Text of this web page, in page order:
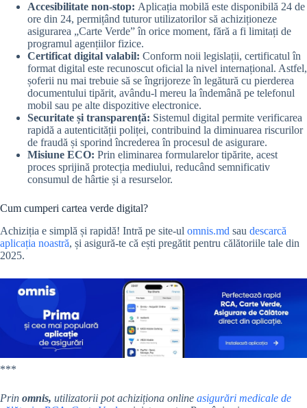
Accesibilitate non-stop: Aplicația mobilă este disponibilă 24 de
ore din 24, permițând tuturor utilizatorilor să achiziționeze
asigurarea „Carte Verde” în orice moment, fără a fi limitați de
programul agențiilor fizice.
Certificat digital valabil: Conform noii legislații, certificatul în
format digital este recunoscut oficial la nivel internațional. Astfel,
șoferii nu mai trebuie să se îngrijoreze în legătură cu pierderea
documentului tipărit, avându-l mereu la îndemână pe telefonul
mobil sau pe alte dispozitive electronice.
Securitate și transparență: Sistemul digital permite verificarea
rapidă a autenticității poliței, contribuind la diminuarea riscurilor
de fraudă și sporind încrederea în procesul de asigurare.
Misiune ECO: Prin eliminarea formularelor tipărite, acest
proces sprijină protecția mediului, reducând semnificativ
consumul de hârtie și a resurselor.
Cum cumperi cartea verde digital?
Achiziția e simplă și rapidă! Intră pe site-ul omnis.md sau descarcă
aplicația noastră, și asigură-te că ești pregătit pentru călătoriile tale din
2025.
***
Prin omnis, utilizatorii pot achiziționa online asigurări medicale de